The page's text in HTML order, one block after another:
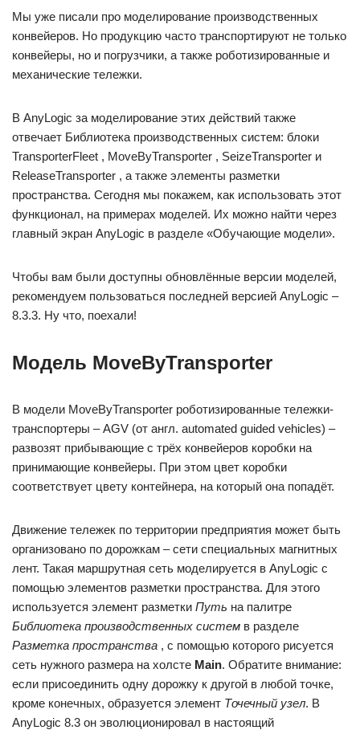
Мы уже писали про моделирование производственных
конвейеров. Но продукцию часто транспортируют не только
конвейеры, но и погрузчики, а также роботизированные и
механические тележки.
В AnyLogic за моделирование этих действий также
отвечает Библиотека производственных систем: блоки
TransporterFleet , MoveByTransporter , SeizeTransporter и
ReleaseTransporter , а также элементы разметки
пространства. Сегодня мы покажем, как использовать этот
функционал, на примерах моделей. Их можно найти через
главный экран AnyLogic в разделе «Обучающие модели».
Чтобы вам были доступны обновлённые версии моделей,
рекомендуем пользоваться последней версией AnyLogic –
8.3.3. Ну что, поехали!
Модель MoveByTransporter
В модели MoveByTransporter роботизированные тележки-
транспортеры – AGV (от англ. automated guided vehicles) –
развозят прибывающие с трёх конвейеров коробки на
принимающие конвейеры. При этом цвет коробки
соответствует цвету контейнера, на который она попадёт.
Движение тележек по территории предприятия может быть
организовано по дорожкам – сети специальных магнитных
лент. Такая маршрутная сеть моделируется в AnyLogic с
помощью элементов разметки пространства. Для этого
используется элемент разметки Путь на палитре
Библиотека производственных систем в разделе
Разметка пространства , с помощью которого рисуется
сеть нужного размера на холсте Main. Обратите внимание:
если присоединить одну дорожку к другой в любой точке,
кроме конечных, образуется элемент Точечный узел. В
AnyLogic 8.3 он эволюционировал в настоящий